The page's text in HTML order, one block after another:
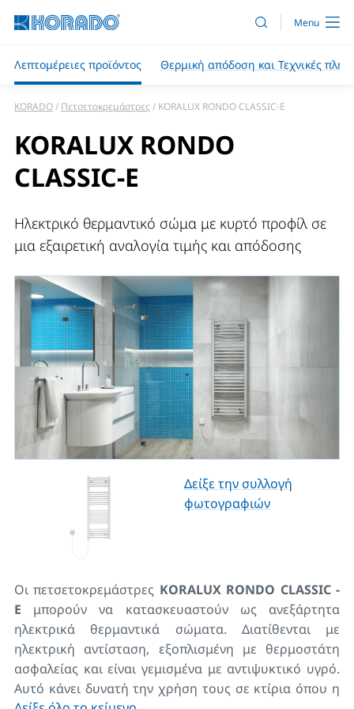
Λεπτομέρειες προϊόντος Θερμική απόδοση και Τεχνικές
KORADO Πετσετοκρεμάστρες KORALUX RONDO CLASSIC-E
KORALUX RONDO
CLASSIC-E
Ηλεκτρικό θερμαντικό σώμα με κυρτό προφίλ σε
μια εξαιρετική αναλογία τιμής και απόδοσης
Δείξε την συλλογή
φωτογραφιών
Οι πετσετοκρεμάστρες KORALUX RONDO CLASSIC -
E μπορούν να κατασκευαστούν ως ανεξάρτητα
ηλεκτρικά θερμαντικά σώματα. Διατίθενται με
ηλεκτρική αντίσταση, εξοπλισμένη με θερμοστάτη
ασφαλείας και είναι γεμισμένα με αντιψυκτικό υγρό.
Αυτό κάνει δυνατή την χρήση τους σε κτίρια όπου η